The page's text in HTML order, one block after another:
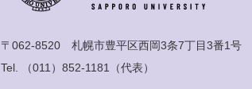
〒062-8520 札幌市豊平区西岡3条7丁目3番1号
Tel.
（011）852-1181 （代表）